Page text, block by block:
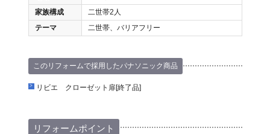
家族構成
二世帯2人
テーマ
二世帯、バリアフリー
このリフォームで採用したパナソニック商品
リビエ クローゼット扉[終了品]
リフォームポイント